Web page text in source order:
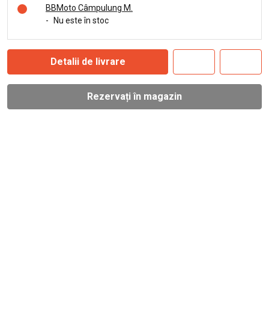
BBMoto Câmpulung M.
-
Nu este în stoc
Detalii de livrare
Rezervați în magazin